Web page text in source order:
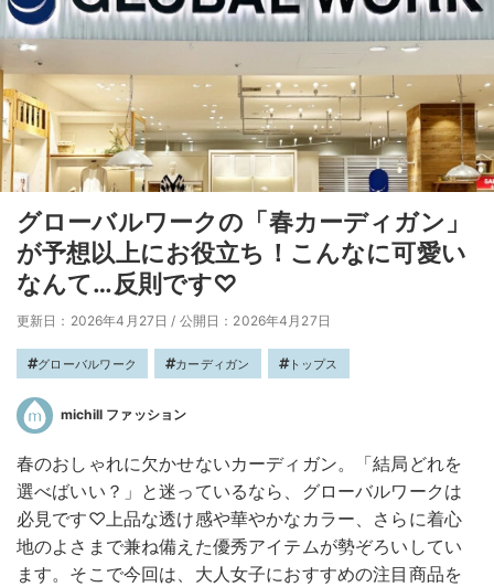
グローバルワークの「春カーディガン」
が予想以上にお役立ち！こんなに可愛い
なんて…反則です♡
更新日：2026年4月27日 / 公開日：2026年4月27日
グローバルワーク カーディガン トップス
michill ファッション
春のおしゃれに欠かせないカーディガン。「結局どれを
選べばいい？」と迷っているなら、グローバルワークは
必見です♡上品な透け感や華やかなカラー、さらに着心
地のよさまで兼ね備えた優秀アイテムが勢ぞろいしてい
ます。そこで今回は、大人女子におすすめの注目商品を